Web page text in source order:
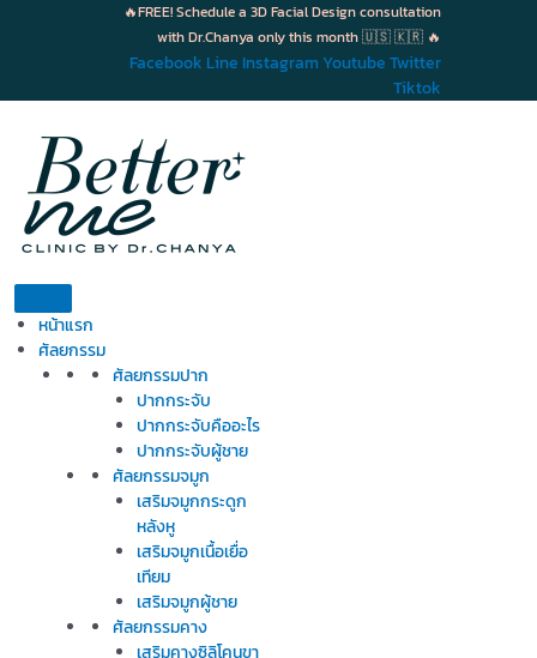
🔥FREE! Schedule a 3D Facial Design consultation
with Dr.Chanya only this month 🇺🇸 🇰🇷 🔥
Facebook Line Instagram Youtube Twitter
Tiktok
หน้าแรก
ศัลยกรรม
ศัลยกรรมปาก
ปากกระจับ
ปากกระจับคืออะไร
ปากกระจับผู้ชาย
ศัลยกรรมจมูก
เสริมจมูกกระดูก
หลังหู
เสริมจมูกเนื้อเยื่อ
เทียม
เสริมจมูกผู้ชาย
ศัลยกรรมคาง
เสริมคางซิลิโคนขา